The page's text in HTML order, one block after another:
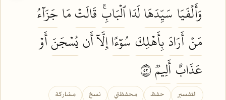
وَأَلۡفَيَا سَيِّدَهَالَدَاٱلۡبَابِۚ قَالَتۡمَاجَزَآءُ
مَنۡ أَرَادَ بِأَهۡلِكَ سُوٓءًاإِلَّآ أَن يُسۡجَنَأَوۡ
عَذَابٌ أَلِيمٞ
التفسير حفظ محفظتي نسخ مشاركة